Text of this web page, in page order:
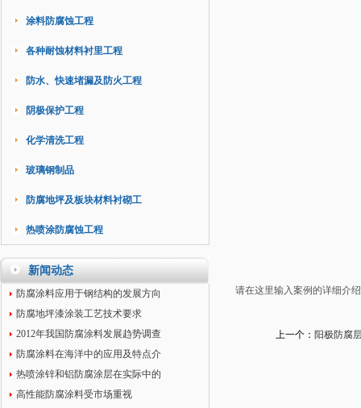
涂料防腐蚀工程
各种耐蚀材料衬里工程
防水、快速堵漏及防火工程
阴极保护工程
化学清洗工程
玻璃钢制品
防腐地坪及板块材料衬砌工
热喷涂防腐蚀工程
新闻动态
防腐涂料应用于钢结构的发展方向
防腐地坪漆涂装工艺技术要求
2012年我国防腐涂料发展趋势调查
防腐涂料在海洋中的应用及特点介
热喷涂锌和铝防腐涂层在实际中的
高性能防腐涂料受市场重视
请在这里输入案例的详细介绍
上一个： 阳极防腐